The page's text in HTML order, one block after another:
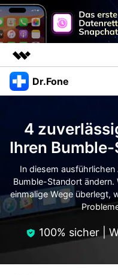
Top-Produkte
Dienstprogramme
Überblick
Lösungen
Über uns
Presseraum
Shop
Support
Dr.Fone
Alles-in-einem-Toolkit
Weitere Tools und Apps
Full Toolkit anzeigen >
Lösungen
Entdecken Sie weitere
Lernen und
Ressourcen & Lernen
Hilfe und
Android 16 FRP-
DOWNLOAD
4
Ihren
In diesem
Bumble-Standort
einmalige Wege überlegt,
100% sicher |